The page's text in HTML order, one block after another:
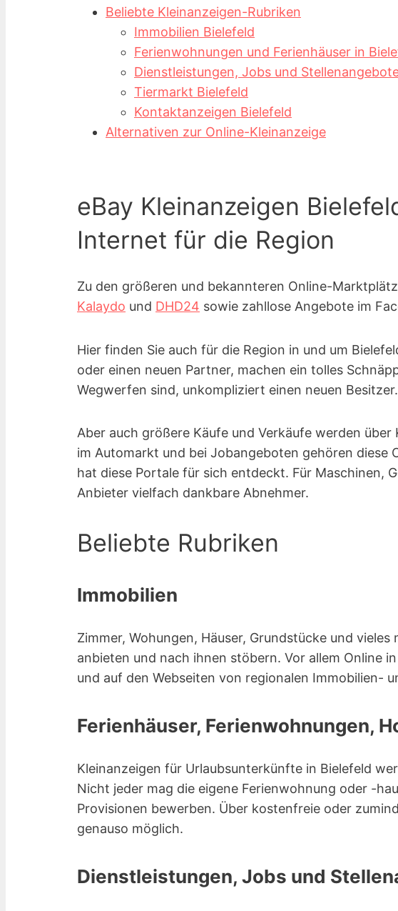
Beliebte Kleinanzeigen-Rubriken
Immobilien Bielefeld
Ferienwohnungen und Ferienhäuser in
Dienstleistungen, Jobs und
Tiermarkt Bielefeld
Kontaktanzeigen Bielefeld
Alternativen zur Online-Kleinanzeige
eBay Kleinanzeigen
Internet für die Region
Zu den größeren und bekannteren Online-
Kalaydo und DHD24 sowie zahllose Angebote im
Hier finden Sie auch für die Region in und um
oder einen neuen Partner, machen ein tolles
Wegwerfen sind, unkompliziert einen neuen Besitzer.
Aber auch größere Käufe und Verkäufe werden
im Automarkt und bei Jobangeboten gehören diese
hat diese Portale für sich entdeckt. Für Maschinen,
Anbieter vielfach dankbare Abnehmer.
Beliebte Rubriken
Immobilien
Zimmer, Wohungen, Häuser, Grundstücke und
anbieten und nach ihnen stöbern. Vor allem Online
und auf den Webseiten von regionalen Immobilien-
Ferienhäuser, Ferienwohnungen,
Kleinanzeigen für Urlaubsunterkünfte in Bielefeld
Nicht jeder mag die eigene Ferienwohnung oder -
Provisionen bewerben. Über kostenfreie oder
genauso möglich.
Dienstleistungen, Jobs und